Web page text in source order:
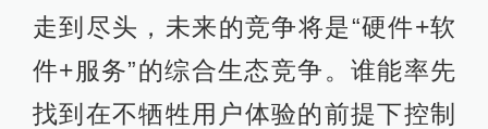
走到尽头，未来的竞争将是“硬件+软
件+服务”的综合生态竞争。谁能率先
找到在不牺牲用户体验的前提下控制